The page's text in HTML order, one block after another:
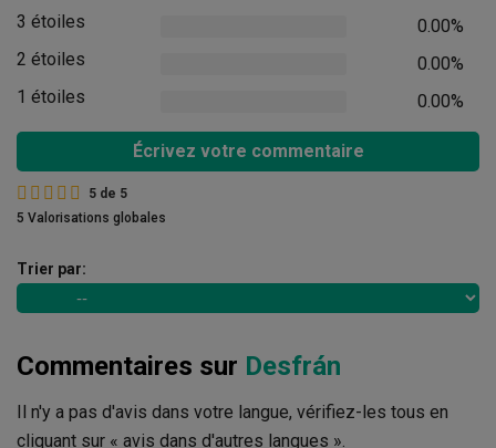
3 étoiles
0.00%
2 étoiles
0.00%
1 étoiles
0.00%
Écrivez votre commentaire
5 de 5
5 Valorisations globales
Trier par:
Commentaires sur Desfrán
Il n'y a pas d'avis dans votre langue, vérifiez-les tous en
cliquant sur « avis dans d'autres langues ».